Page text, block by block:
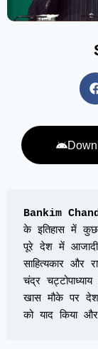
Bankim
के इतिहास में कुछ
पूरे देश में
साहित्यकार और
चंद्र
खास मौके पर
को याद किया